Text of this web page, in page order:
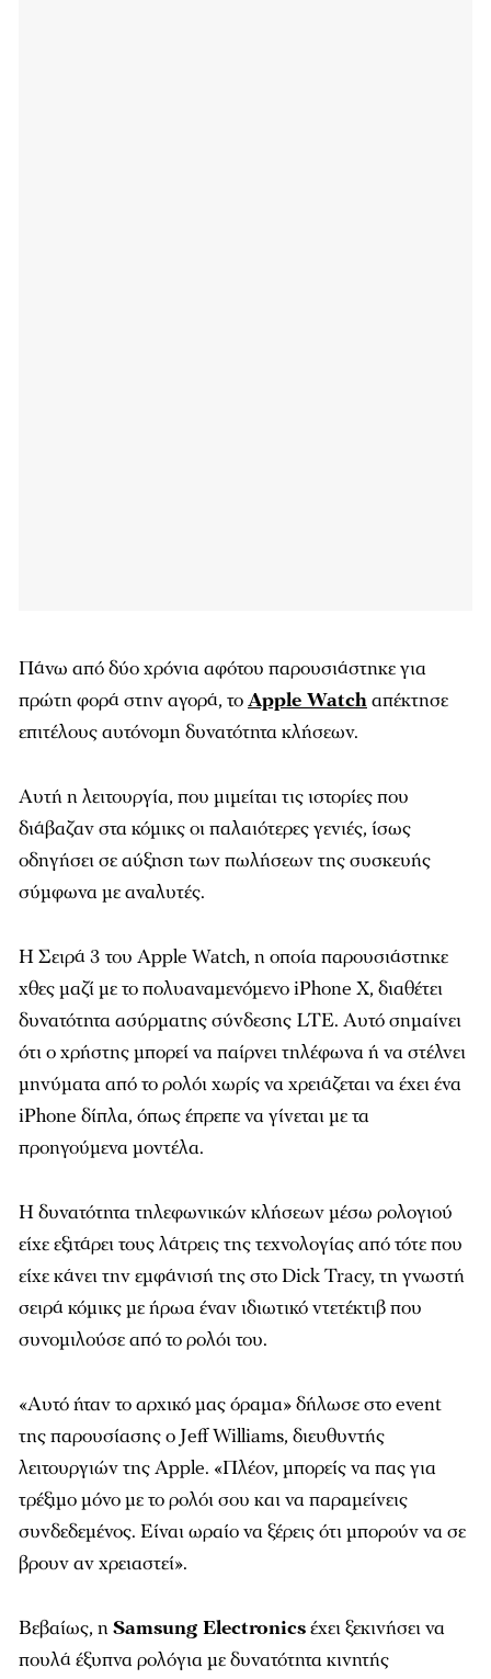
Πάνω από δύο χρόνια αφότου παρουσιάστηκε για
πρώτη φορά στην αγορά, τοApple Watchαπέκτησε
επιτέλους αυτόνομη δυνατότητα κλήσεων.
Αυτή η λειτουργία, που μιμείται τις ιστορίες που
διάβαζαν στα κόμικς οι παλαιότερες γενιές, ίσως
οδηγήσει σε αύξηση των πωλήσεων της συσκευής
σύμφωνα με αναλυτές.
Η Σειρά 3 του Apple Watch, η οποία παρουσιάστηκε
χθες μαζί με το πολυαναμενόμενο iPhone X, διαθέτει
δυνατότητα ασύρματης σύνδεσης LTE. Αυτό σημαίνει
ότι ο χρήστης μπορεί να παίρνει τηλέφωνα ή να στέλνει
μηνύματα από το ρολόι χωρίς να χρειάζεται να έχει ένα
iPhone δίπλα, όπως έπρεπε να γίνεται με τα
προηγούμενα μοντέλα.
Η δυνατότητα τηλεφωνικών κλήσεων μέσω ρολογιού
είχε εξιτάρει τους λάτρεις της τεχνολογίας από τότε που
είχε κάνει την εμφάνισή της στο Dick Tracy, τη γνωστή
σειρά κόμικς με ήρωα έναν ιδιωτικό ντετέκτιβ που
συνομιλούσε από το ρολόι του.
«Αυτό ήταν το αρχικό μας όραμα» δήλωσε στο event
της παρουσίασης ο Jeff Williams, διευθυντής
λειτουργιών της Apple. «Πλέον, μπορείς να πας για
τρέξιμο μόνο με το ρολόι σου και να παραμείνεις
συνδεδεμένος. Είναι ωραίο να ξέρεις ότι μπορούν να σε
βρουν αν χρειαστεί».
Βεβαίως, ηSamsung Electronicsέχει ξεκινήσει να
πουλά έξυπνα ρολόγια με δυνατότητα κινητής